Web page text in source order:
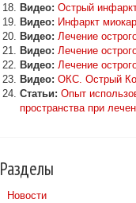
Видео: Острый
Видео: Инфаркт
Видео: Лечение
Видео: Лечение
Видео: Лечение
Видео: ОКС. Острый
Статьи: Опыт
пространства при
Разделы
Новости